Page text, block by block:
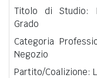
Titolo di Studio:
Grado
Categoria
Negozio
Partito/Coalizione: